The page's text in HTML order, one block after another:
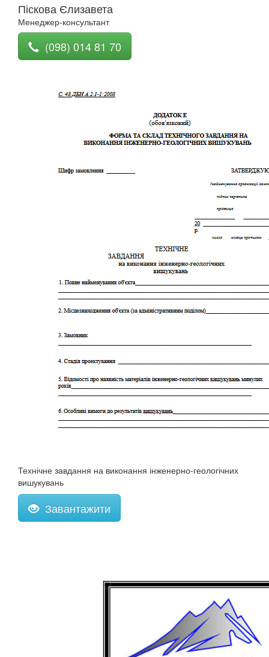
Піскова Єлизавета
Менеджер-консультант
(098) 014 81 70
Технічне завдання на виконання інженерно-геологічних
вишукувань
Завантажити